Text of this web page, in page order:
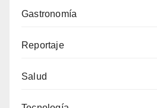
Gastronomía
Reportaje
Salud